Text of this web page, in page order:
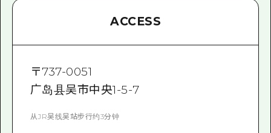
ACCESS
〒737-0051
广岛县吴市中央1-5-7
从JR吴线吴站步行约3分钟